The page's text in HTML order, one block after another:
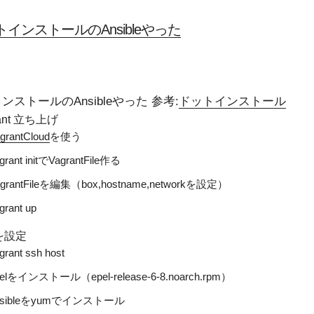
インストールのAnsibleやった
ストールのAnsibleやった 参考: ドットインストール
立ち上げ
を使う
initでVagrantFile作る
を編集（box,hostname,networkを設定）
up
設定
ssh host
をインストール（epel-release-6-8.noarch.rpm）
をyumでインストール